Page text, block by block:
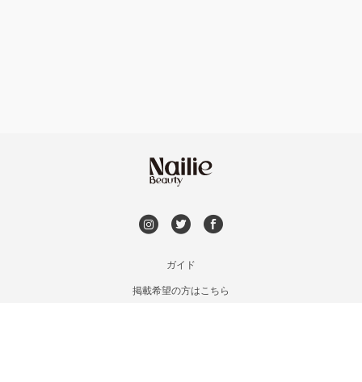
ガイド
掲載希望の方はこちら